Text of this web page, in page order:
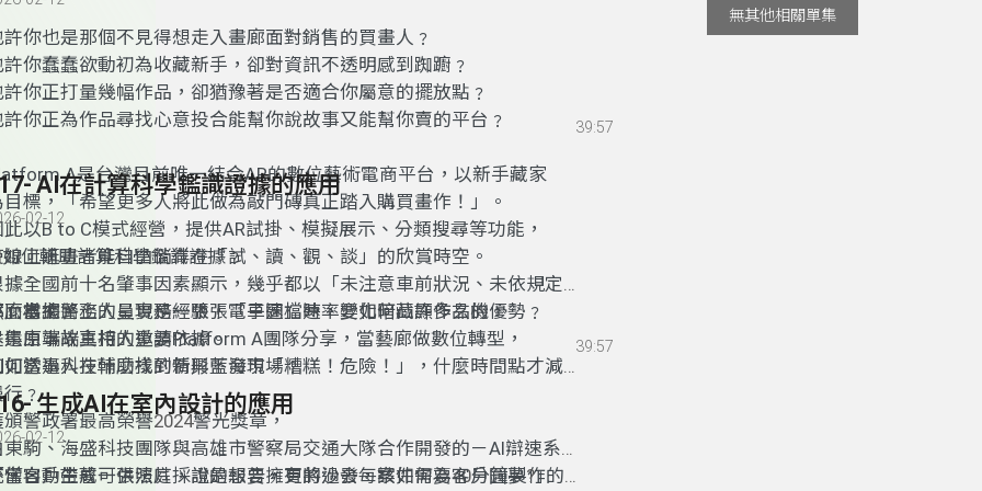
許你也是那個不見得想走入畫廊面對銷售的買畫人 ﹖
許你蠢蠢欲動初為收藏新手 ， 卻對資訊不透明感到踟躕 ﹖
許你正打量幾幅作品 ， 卻猶豫著是否適合你屬意的擺放點 ﹖
許你正為作品尋找心意投合能幫你說故事又能幫你賣的平台﹖
A是台灣目前唯一結合AR的數位藝術電商平台 ，以新手藏家
目標，「希望更多人將此做為敲門磚真正踏入購買畫作 ！」。
此以B to C模式經營，提供AR試掛 、 模擬展示 、 分類搜尋等功能 ，
線上逛畫者能自由徜徉在「試、讀、觀、談」的欣賞時空。
麼當網路上的呈現是一張張電子圖檔時，要如何凸顯作品的優勢 ﹖
集由端端主持人邀請Platform A團隊分享 ，當藝廊做數位轉型，
何透過科技輔助找到新興藍海市場﹖
39:57
AI在計算科學鑑識證據的應用
02-12
如何輔助計算科學鑑識證據﹖
據全國前十名肇事因素顯示，幾乎都以 「未注意車前狀況、未依規定讓
」為主，
而根據警務人員實務經驗，「車速」速率變化暗藏許多玄機，
還原事故真相的重要依據。
如當事人在什麼樣的情形下發現「糟糕 ！ 危險 ！」，什麼時間點才減速
行﹖
頒警政署最高榮譽2024警光獎章，
東駒、海盛科技團隊與高雄市警察局交通大隊合作開發的－AI辯速系
，
僅自動生成可供法庭採證的報告，更將過去每案件需要40分鐘製作的速
39:57
生成AI在室內設計的應用
02-12
當客戶帶著一張照片，說是想要擁有的沙發，該如何為客戶圓夢?」
無其他相關單集